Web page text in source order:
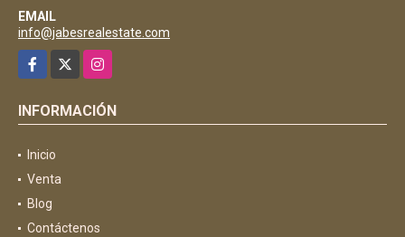
EMAIL
info@jabesrealestate.com
Facebook
Instagram
INFORMACIÓN
Inicio
Venta
Blog
Contáctenos